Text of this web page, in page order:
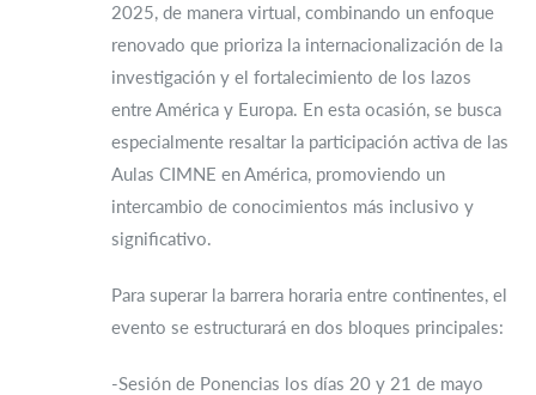
2025, de manera virtual, combinando un enfoque
renovado que prioriza la internacionalización de la
investigación y el fortalecimiento de los lazos
entre América y Europa. En esta ocasión, se busca
especialmente resaltar la participación activa de las
Aulas CIMNE en América, promoviendo un
intercambio de conocimientos más inclusivo y
significativo.
Para superar la barrera horaria entre continentes, el
evento se estructurará en dos bloques principales:
-Sesión de Ponencias los días 20 y 21 de mayo